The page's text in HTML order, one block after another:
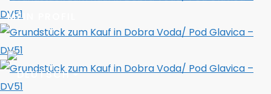
MEIN PROFIL